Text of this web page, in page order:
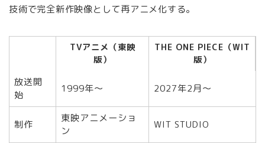
技術で完全新作映像として再アニメ化する。
TVアニメ（東映
版）
THE ONE PIECE（WIT
版）
放送開
始
1999年〜 2027年2月〜
制作
東映アニメーショ
ン
WIT STUDIO